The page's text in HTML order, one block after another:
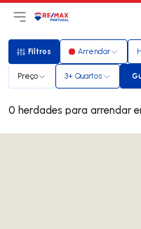
Abri menu principal
LogoIr para página
Filtros
Filtros Arrendar
Preço 3+ Quartos
0